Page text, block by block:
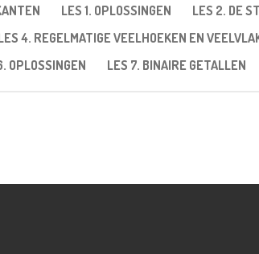
LES 1. OPLOSSINGEN LES 2. DE
4. REGELMATIGE VEELHOEKEN EN
OPLOSSINGEN LES 7. BINAIRE GETALLEN